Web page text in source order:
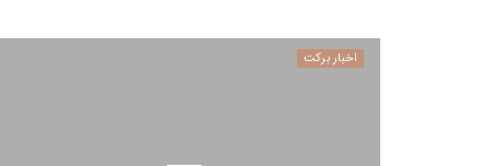
اخبار برکت